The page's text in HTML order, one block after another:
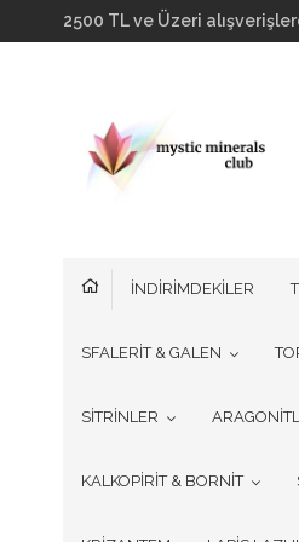
2500 TL ve Üzeri
İNDİRİMDEKİLER
SFALERİT & GALEN
SİTRİNLER
KALKOPİRİT & BORNİT